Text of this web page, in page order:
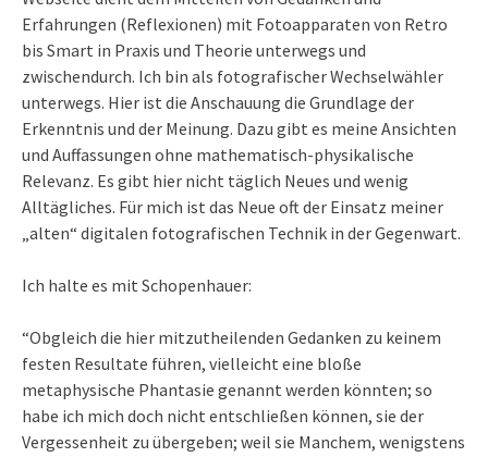
Erfahrungen (Reflexionen) mit Fotoapparaten von Retro
bis Smart in Praxis und Theorie unterwegs und
zwischendurch. Ich bin als fotografischer Wechselwähler
unterwegs. Hier ist die Anschauung die Grundlage der
Erkenntnis und der Meinung. Dazu gibt es meine Ansichten
und Auffassungen ohne mathematisch-physikalische
Relevanz. Es gibt hier nicht täglich Neues und wenig
Alltägliches. Für mich ist das Neue oft der Einsatz meiner
„alten“ digitalen fotografischen Technik in der Gegenwart.
Ich halte es mit Schopenhauer:
“Obgleich die hier mitzutheilenden Gedanken zu keinem
festen Resultate führen, vielleicht eine bloße
metaphysische Phantasie genannt werden könnten; so
habe ich mich doch nicht entschließen können, sie der
Vergessenheit zu übergeben; weil sie Manchem, wenigstens